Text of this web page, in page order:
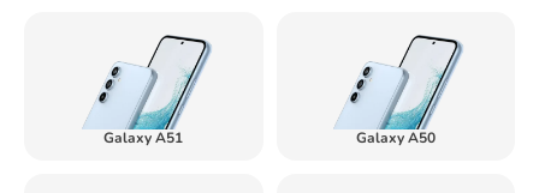
Galaxy A51 Galaxy A50